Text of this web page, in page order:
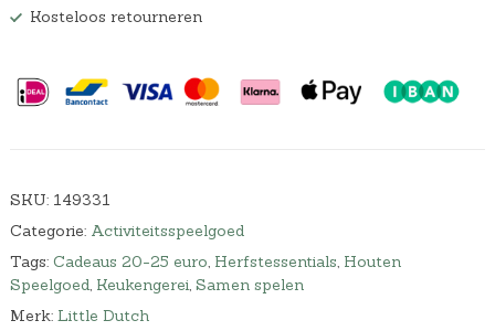
Kosteloos retourneren
SKU: 149331
Categorie: Activiteitsspeelgoed
Tags: Cadeaus 20-25 euro, Herfstessentials, Houten
Speelgoed, Keukengerei, Samen spelen
Merk: Little Dutch